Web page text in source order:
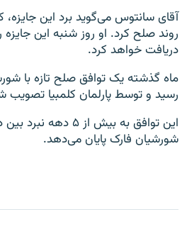
زبان‌های دیگر
آقای سانتوس می‌گوید برد این
روند صلح کرد. او روز شنبه این جایزه
دریافت خواهد کرد.
ماه گذشته یک توافق صلح تازه با
رسید و توسط پارلمان کلمبیا تصویب
این توافق به بیش از ۵
شورشیان فارک پایان می‌دهد.